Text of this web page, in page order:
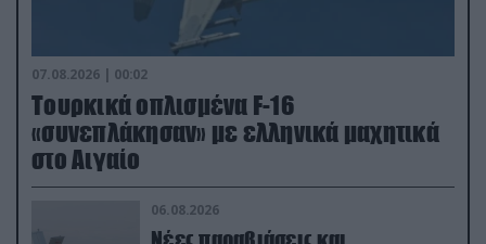
07.08.2026 | 00:02
Τουρκικά οπλισμένα F-16
«συνεπλάκησαν» με ελληνικά μαχητικά
στο Αιγαίο
06.08.2026